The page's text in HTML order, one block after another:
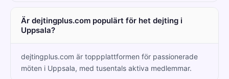
Är dejtingplus.com populärt för het dejting i
Uppsala?
dejtingplus.com är toppplattformen för passionerade
möten i Uppsala, med tusentals aktiva medlemmar.